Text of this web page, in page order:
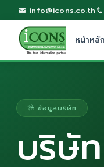
info@icons.co.th
หน้าหลัก
ข้อมูลบริษัท
บริษั